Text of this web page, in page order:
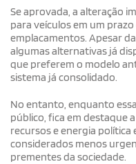
Se aprovada, a alteração
para veículos em um
emplacamentos. Apesar
algumas alternativas já
que preferem o modelo
sistema já consolidado.
No entanto, enquanto
público, fica em destaque
recursos e energia
considerados menos
prementes da sociedade.